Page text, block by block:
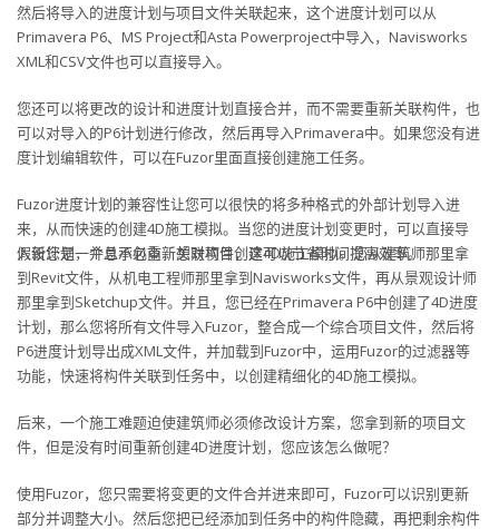
然后将导入的进度计划与项目文件关联起来，这个进度计划可以从
Primavera P6、MS Project和Asta Powerproject中导入，Navisworks
XML和CSV文件也可以直接导入。
您还可以将更改的设计和进度计划直接合并，而不需要重新关联构件，也
可以对导入的P6计划进行修改，然后再导入Primavera中。如果您没有进
度计划编辑软件，可以在Fuzor里面直接创建施工任务。
Fuzor进度计划的兼容性让您可以很快的将多种格式的外部计划导入进
来，从而快速的创建4D施工模拟。当您的进度计划变更时，可以直接导
入新计划，并且不必重新关联构件，这可以节省时间提高效率。
假设您是一个总承包商，想对项目创建4D施工模拟。您从建筑师那里拿
到Revit文件，从机电工程师那里拿到Navisworks文件，再从景观设计师
那里拿到Sketchup文件。并且，您已经在Primavera P6中创建了4D进度
计划，那么您将所有文件导入Fuzor，整合成一个综合项目文件，然后将
P6进度计划导出成XML文件，并加载到Fuzor中，运用Fuzor的过滤器等
功能，快速将构件关联到任务中，以创建精细化的4D施工模拟。
后来，一个施工难题迫使建筑师必须修改设计方案，您拿到新的项目文
件，但是没有时间重新创建4D进度计划，您应该怎么做呢？
使用Fuzor，您只需要将变更的文件合并进来即可，Fuzor可以识别更新
部分并调整大小。然后您把已经添加到任务中的构件隐藏，再把剩余构件